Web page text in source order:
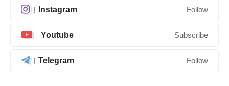
Instagram Follow
Youtube Subscribe
Telegram Follow